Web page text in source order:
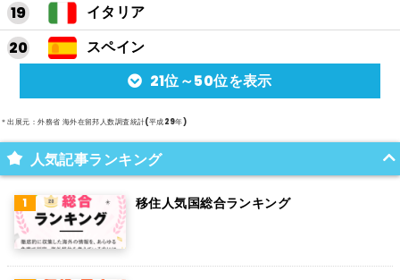
イタリア
スペイン
アルゼンチン
メキシコ
スイス
オランダ
ベルギー
21位～50位を表示
＊出展元：外務省 海外在留邦人数調査統計(平成29年)
人気記事ランキング
移住人気国総合ランキング